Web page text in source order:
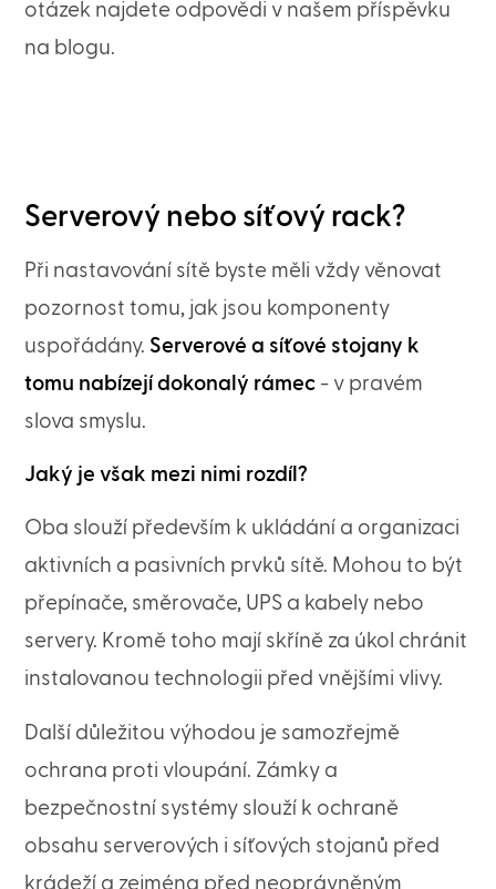
otázek najdete odpovědi v našem příspěvku
na blogu.
Serverový nebo síťový rack?
Při nastavování sítě byste měli vždy věnovat
pozornost tomu, jak jsou komponenty
uspořádány. Serverové a síťové stojany k
tomu nabízejí dokonalý rámec - v pravém
slova smyslu.
Jaký je však mezi nimi rozdíl?
Oba slouží především k ukládání a organizaci
aktivních a pasivních prvků sítě. Mohou to být
přepínače, směrovače, UPS a kabely nebo
servery. Kromě toho mají skříně za úkol chránit
instalovanou technologii před vnějšími vlivy.
Další důležitou výhodou je samozřejmě
ochrana proti vloupání. Zámky a
bezpečnostní systémy slouží k ochraně
obsahu serverových i síťových stojanů před
krádeží a zejména před neoprávněným